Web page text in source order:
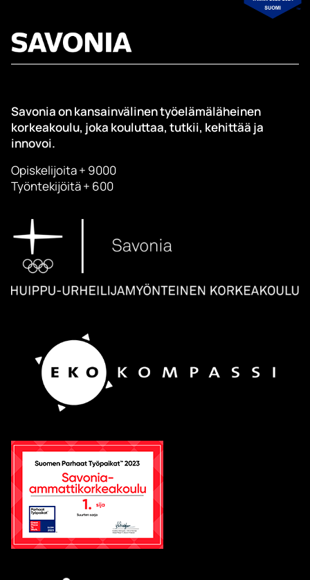
Savonia on kansainvälinen työelämäläheinen
korkeakoulu, joka kouluttaa, tutkii, kehittää ja
innovoi.
Opiskelijoita + 9000
Työntekijöitä + 600